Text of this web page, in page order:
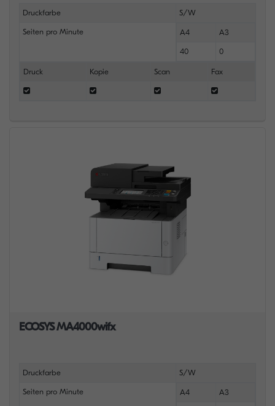
Druckfarbe S/W
Seiten pro Minute A4 A3
40 0
Druck Kopie Scan Fax
ECOSYS MA4000wifx
Druckfarbe S/W
Seiten pro Minute A4 A3